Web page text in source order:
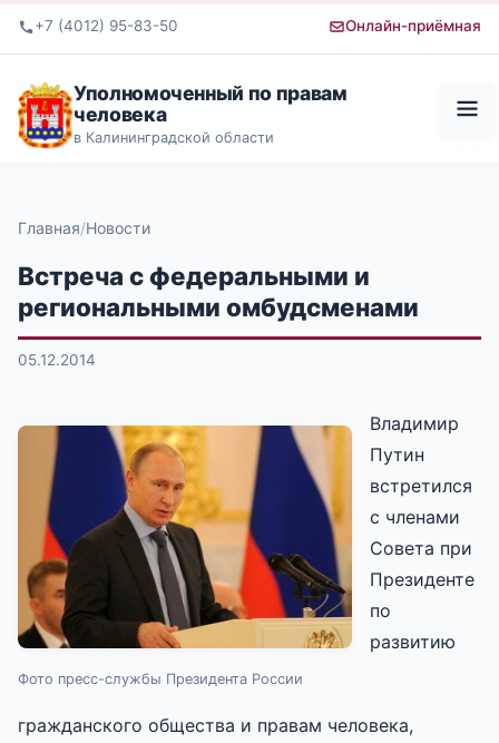
+7 (4012) 95-83-50 Онлайн-приёмная
Уполномоченный по правам
человека
в Калининградской области
Главная Новости
Встреча с федеральными и
региональными омбудсменами
05.12.2014
Фото пресс-службы Президента России
Владимир
Путин
встретился
с членами
Совета при
Президенте
по
развитию
гражданского общества и правам человека,